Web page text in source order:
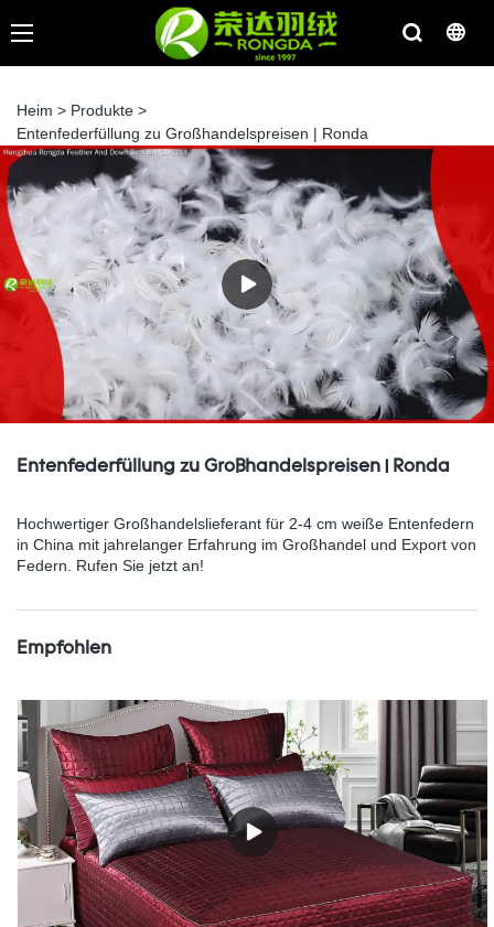
Heim > Produkte >
Entenfederfüllung zu Großhandelspreisen | Ronda
Entenfederfüllung zu Großhandelspreisen | Ronda
Hochwertiger Großhandelslieferant für 2-4 cm weiße Entenfedern
in China mit jahrelanger Erfahrung im Großhandel und Export von
Federn. Rufen Sie jetzt an!
Empfohlen